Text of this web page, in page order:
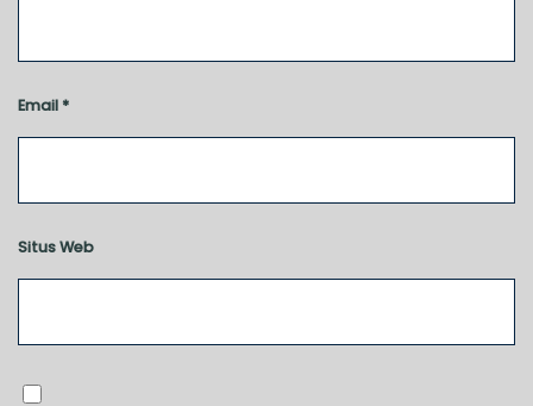
Email *
Situs Web